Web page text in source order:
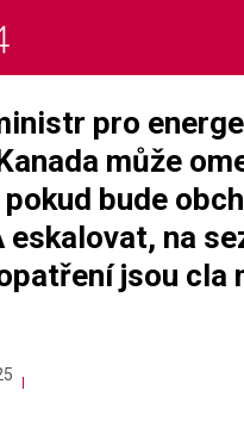
pro
může
bude
eskalovat, na
jsou cla